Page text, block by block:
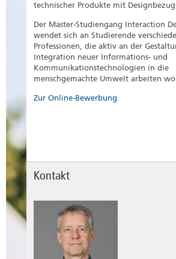
technischer Produkte mit
Der Master-Studiengang Interaction
wendet sich an Studierende
Professionen, die aktiv an der
Integration neuer Informations- und
Kommunikationstechnologien in die
menschgemachte Umwelt arbeiten
Zur Online-Bewerbung
Kontakt